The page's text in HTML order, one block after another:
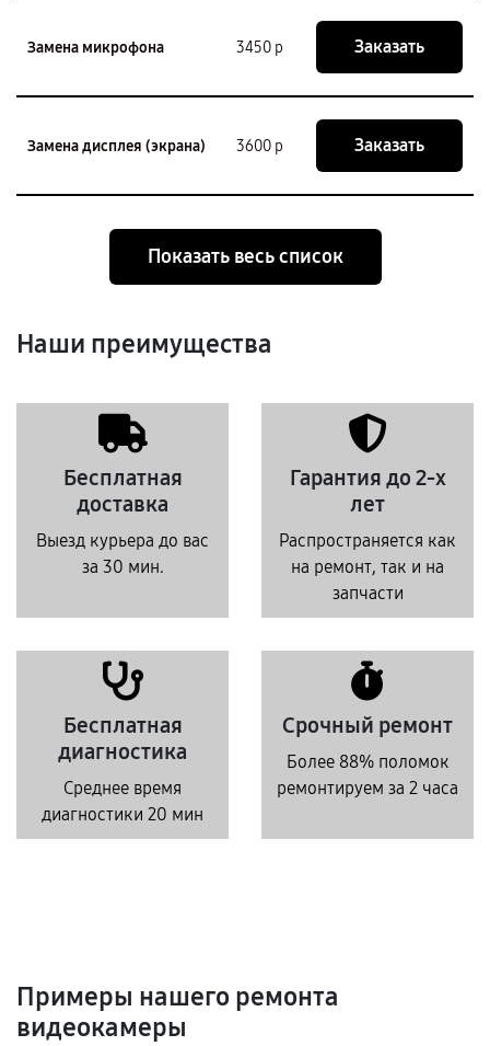
Замена микрофона 3450 р Заказать
Замена дисплея (экрана) 3600 р Заказать
Показать весь список
Наши преимущества
Бесплатная
доставка
Выезд курьера до вас
за 30 мин.
Гарантия до 2-х
лет
Распространяется как
на ремонт, так и на
запчасти
Бесплатная
диагностика
Среднее время
диагностики 20 мин
Срочный ремонт
Более 88% поломок
ремонтируем за 2 часа
Примеры нашего ремонта
видеокамеры